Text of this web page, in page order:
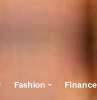
Fashion Finance